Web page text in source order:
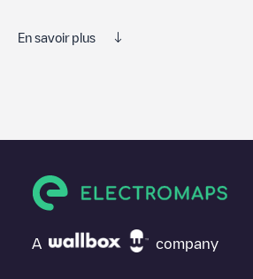
En savoir plus
électrique la prochaine fois.
vérifiez en bas de la page le point de
chez vous sous "points de charge les
A company